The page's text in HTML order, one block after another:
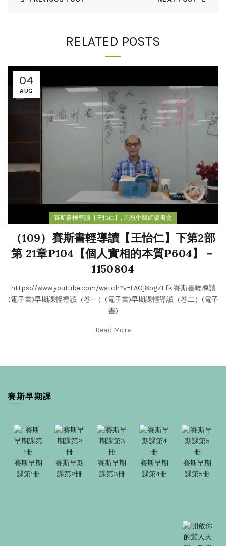
RELATED POSTS
04
AUG
賽斯書輕導讀【王怡仁】 , 馬冠中醫師讀書會
（109）賽斯書輕導讀【王怡仁】下第2部
第 21章P104【個人實相的本質P604】－
1150804
https://www.youtube.com/watch?v=LAOj8og7Ffk 賽斯書輕導讀
(電子書)早期課輕導讀（卷一）(電子書)早期課輕導讀（卷二）(電子
書)
Read More
賽斯早期課
賽斯早期
課第1冊
賽斯早期
課第2冊
賽斯早期
課第3冊
賽斯早期
課第4冊
賽斯早期
課第5冊